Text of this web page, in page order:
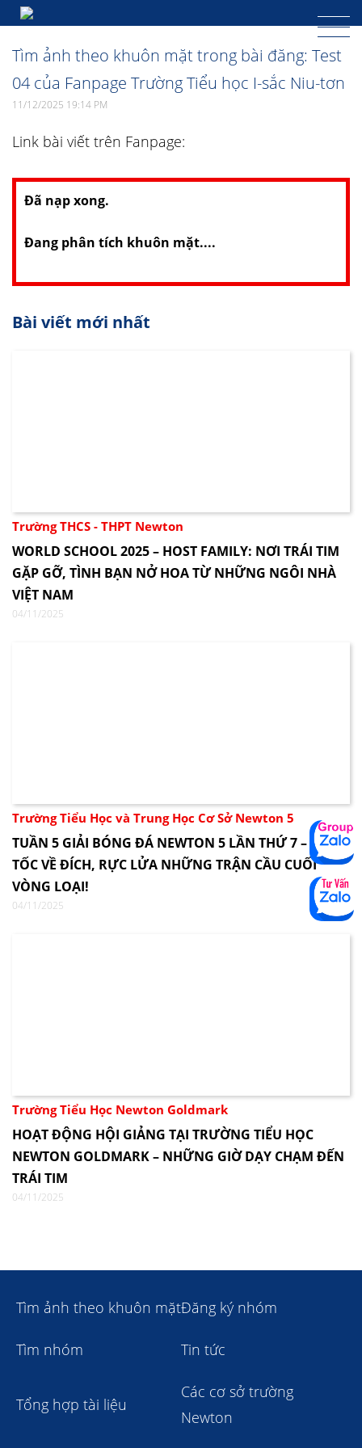
Tìm ảnh theo khuôn mặt trong bài đăng: Test
04 của Fanpage Trường Tiểu học I-sắc Niu-tơn
11/12/2025 19:14 PM
Link bài viết trên Fanpage:
Đã nạp xong.
Đang phân tích khuôn mặt....
Bài viết mới nhất
Trường THCS - THPT Newton
WORLD SCHOOL 2025 – HOST FAMILY: NƠI TRÁI TIM
GẶP GỠ, TÌNH BẠN NỞ HOA TỪ NHỮNG NGÔI NHÀ
VIỆT NAM
04/11/2025
Trường Tiểu Học và Trung Học Cơ Sở Newton 5
TUẦN 5 GIẢI BÓNG ĐÁ NEWTON 5 LẦN THỨ 7 – BỨT
TỐC VỀ ĐÍCH, RỰC LỬA NHỮNG TRẬN CẦU CUỐI
VÒNG LOẠI!
04/11/2025
Trường Tiểu Học Newton Goldmark
HOẠT ĐỘNG HỘI GIẢNG TẠI TRƯỜNG TIỂU HỌC
NEWTON GOLDMARK – NHỮNG GIỜ DẠY CHẠM ĐẾN
TRÁI TIM
04/11/2025
Tìm ảnh theo khuôn mặtĐăng ký nhóm
Tìm nhóm Tin tức
Tổng hợp tài liệu
Các cơ sở trường
Newton